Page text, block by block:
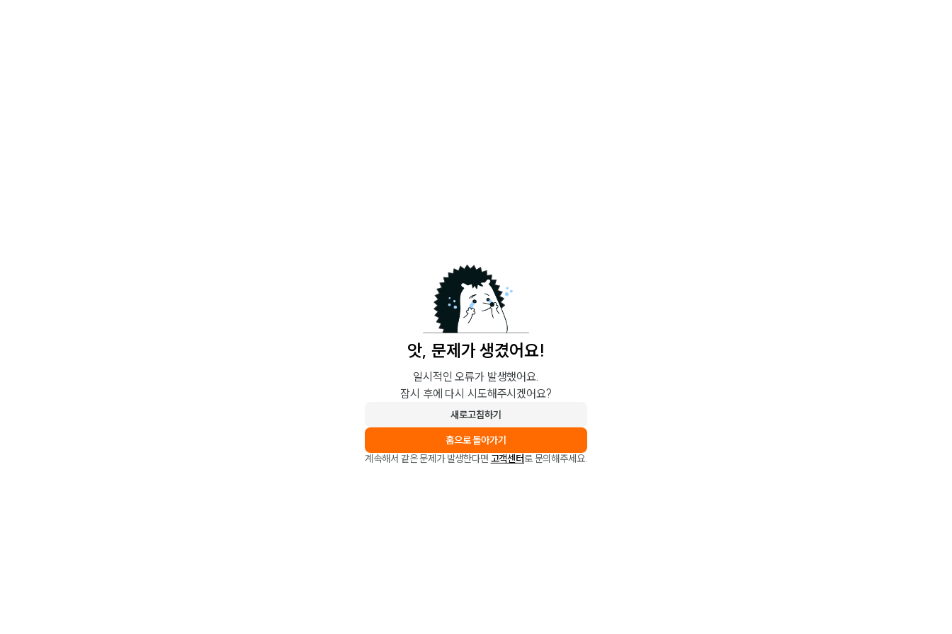
앗, 문제가 생겼어요!
일시적인 오류가 발생했어요.
잠시 후에 다시 시도해주시겠어요?
새로고침하기
홈으로 돌아가기
계속해서 같은 문제가 발생한다면 고객센터로 문의해주세요.